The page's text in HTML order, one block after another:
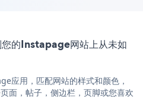
的Instapage网站上从未如
应用，匹配网站的样式和颜色，
面，帖子，侧边栏，页脚或您喜欢